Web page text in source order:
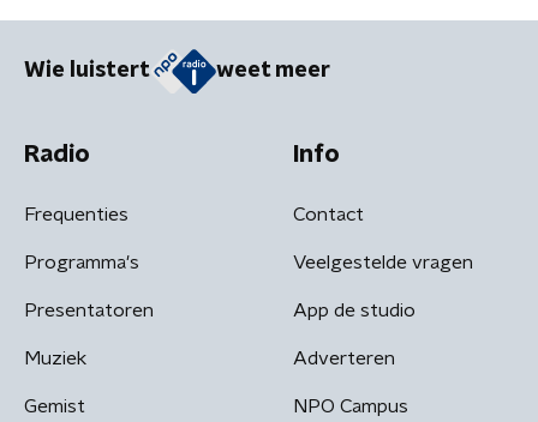
Wie luistert weet meer
Radio
Frequenties
Programma's
Presentatoren
Muziek
Gemist
Info
Contact
Veelgestelde vragen
App de studio
Adverteren
NPO Campus